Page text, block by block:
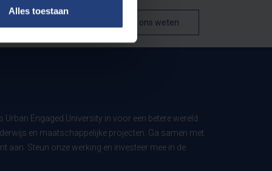
Alles toestaan
Laat het ons weten
Urban Engaged University in voor een betere wereld
en maatschappelijke projecten. Ga samen met
aan. Steun onze werking en investeer mee in de